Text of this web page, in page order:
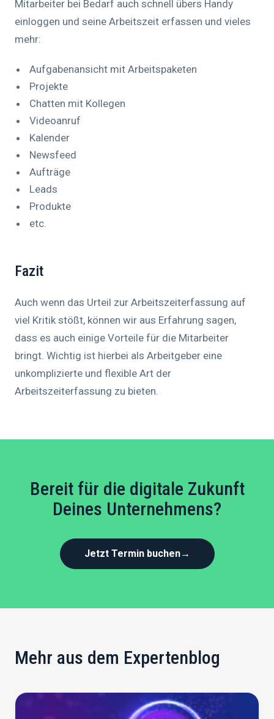
Mitarbeiter bei Bedarf auch schnell übers Handy
einloggen und seine Arbeitszeit erfassen und vieles
mehr:
Aufgabenansicht mit Arbeitspaketen
Projekte
Chatten mit Kollegen
Videoanruf
Kalender
Newsfeed
Aufträge
Leads
Produkte
etc.
Fazit
Auch wenn das Urteil zur Arbeitszeiterfassung auf
viel Kritik stößt, können wir aus Erfahrung sagen,
dass es auch einige Vorteile für die Mitarbeiter
bringt. Wichtig ist hierbei als Arbeitgeber eine
unkomplizierte und flexible Art der
Arbeitszeiterfassung zu bieten.
Bereit für die digitale Zukunft
Deines Unternehmens?
Jetzt Termin buchen→
Mehr aus dem Expertenblog